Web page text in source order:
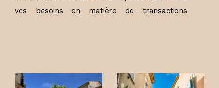
vos besoins en matière de transactions
ventes ou de locations de biens. Faites